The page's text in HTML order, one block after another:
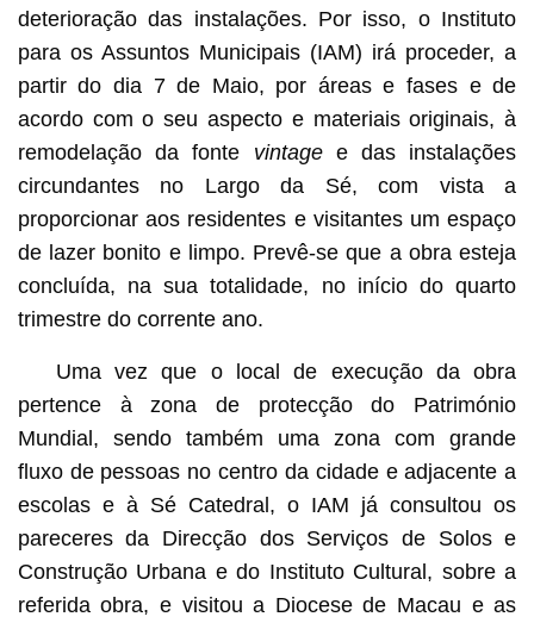
deterioração das instalações. Por isso, o Instituto
para os Assuntos Municipais (IAM) irá proceder, a
partir do dia 7 de Maio, por áreas e fases e de
acordo com o seu aspecto e materiais originais, à
remodelação da fonte vintagee das instalações
circundantes no Largo da Sé, com vista a
proporcionar aos residentes e visitantes um espaço
de lazer bonito e limpo. Prevê-se que a obra esteja
concluída, na sua totalidade, no início do quarto
trimestre do corrente ano.
Uma vez que o local de execução da obra
pertence à zona de protecção do Património
Mundial, sendo também uma zona com grande
fluxo de pessoas no centro da cidade e adjacente a
escolas e à Sé Catedral, o IAM já consultou os
pareceres da Direcção dos Serviços de Solos e
Construção Urbana e do Instituto Cultural, sobre a
referida obra, e visitou a Diocese de Macau e as